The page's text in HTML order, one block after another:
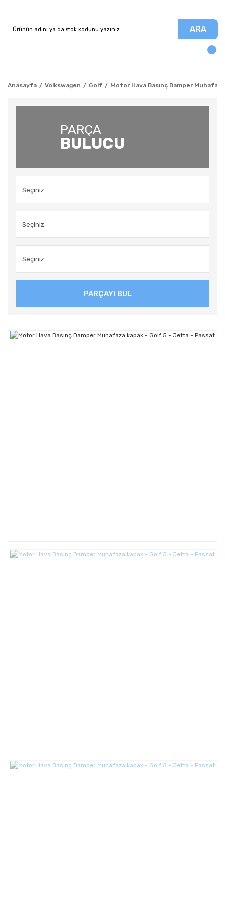
ARA
Anasayfa Volkswagen Golf Motor Hava Basınç Damper
PARÇA
BULUCU
PARÇAYI BUL